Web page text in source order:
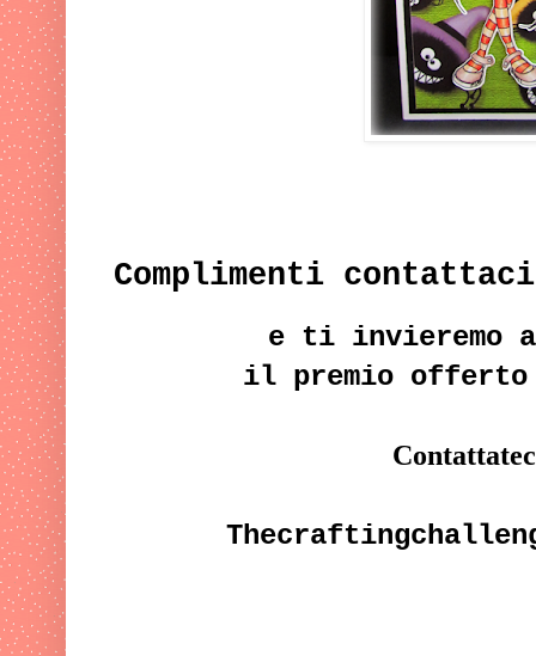
Complimenti
e ti invieremo
il premio offerto